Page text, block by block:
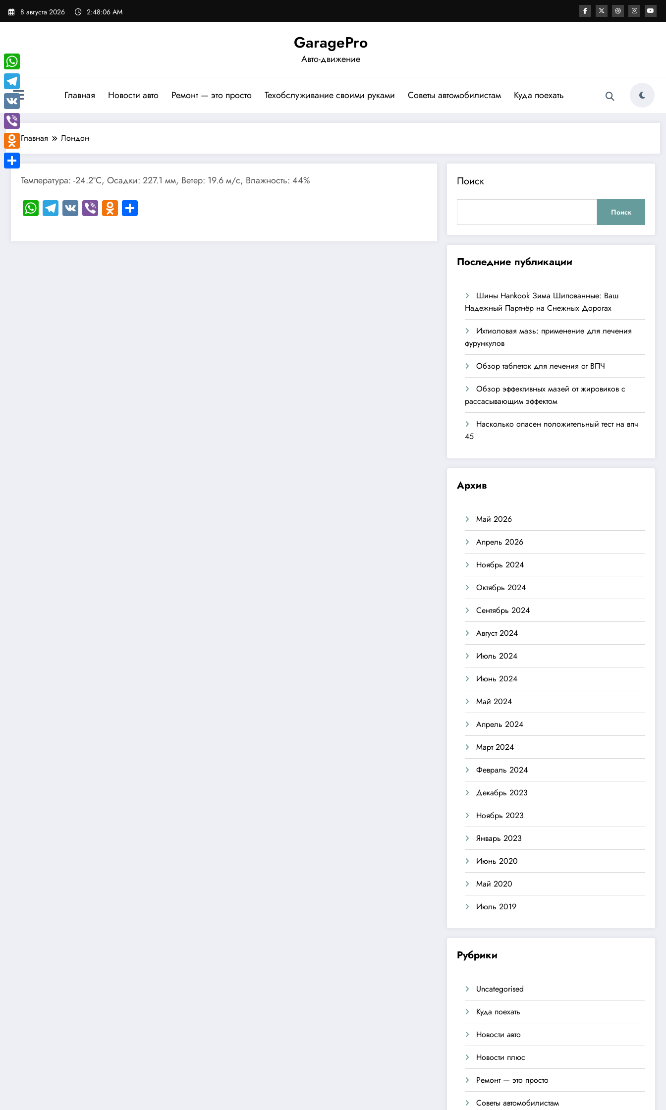
Перейти
8 августа 2026 2:48:06 AM
GaragePro
Авто-движение
Главная Новости авто Ремонт — это просто Техобслуживание своими руками Советы автомобилистам Куда поехать
Главная Лондон
Температура: -24.2°C, Осадки: 227.1 мм, Ветер: 19.6 м/с, Влажность: 44%
WhatsApp
Telegram
VKViberOdnoklassniki
Поиск
Поиск
Последние публикации
Шины Hankook Зима Шипованные: Ваш
Надежный Партнёр на Снежных Дорогах
Ихтиоловая мазь: применение для лечения
фурункулов
Обзор таблеток для лечения от ВПЧ
Обзор эффективных мазей от жировиков с
рассасывающим эффектом
Насколько опасен положительный тест на впч
45
Архив
Май 2026
Апрель 2026
Ноябрь 2024
Октябрь 2024
Сентябрь 2024
Август 2024
Июль 2024
Июнь 2024
Май 2024
Апрель 2024
Март 2024
Февраль 2024
Декабрь 2023
Ноябрь 2023
Январь 2023
Июнь 2020
Май 2020
Июль 2019
Рубрики
Uncategorised
Куда поехать
Новости авто
Новости плюс
Ремонт — это просто
Советы автомобилистам
WhatsApp
Telegram
VK
Viber
Odnoklassniki
Отправить